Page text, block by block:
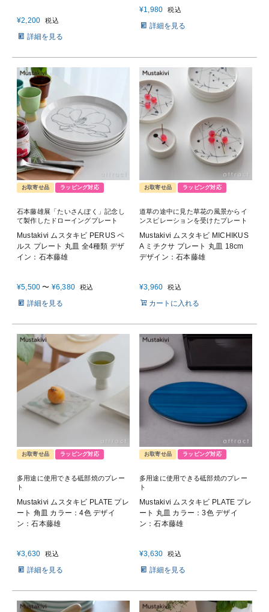
¥2,200 税込
詳細を見る
¥1,980 税込
詳細を見る
お取寄せ品 ラッピング対応
石本藤雄展「たいさんぼく」記念し
て製作したドローイングプレート
Mustakivi ムスタキビ PERUS ペ
ルス プレート 丸皿 全4種類 デザ
イン：石本藤雄
¥5,500 〜 ¥6,380 税込
詳細を見る
お取寄せ品 ラッピング対応
道草の途中に見た草花の風景からイ
ンスピレーションを受けたプレート
Mustakivi ムスタキビ MICHIKUS
A ミチクサ プレート 丸皿 18cm
デザイン：石本藤雄
¥3,960 税込
カートに入れる
お取寄せ品 ラッピング対応
多用途に使用できる砥部焼のプレー
ト
Mustakivi ムスタキビ PLATE プレ
ート 角皿 カラー：4色 デザイ
ン：石本藤雄
¥3,630 税込
詳細を見る
お取寄せ品 ラッピング対応
多用途に使用できる砥部焼のプレー
ト
Mustakivi ムスタキビ PLATE プレ
ート 丸皿 カラー：3色 デザイ
ン：石本藤雄
¥3,630 税込
詳細を見る